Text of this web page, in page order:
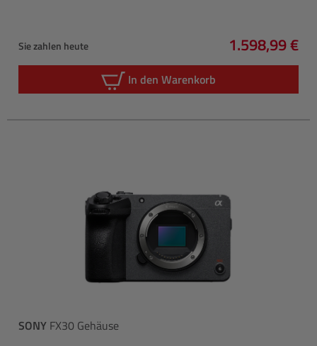
Sie zahlen heute
Regulärer
1.598,99 €
In den Warenkorb
SONY FX30 Gehäuse